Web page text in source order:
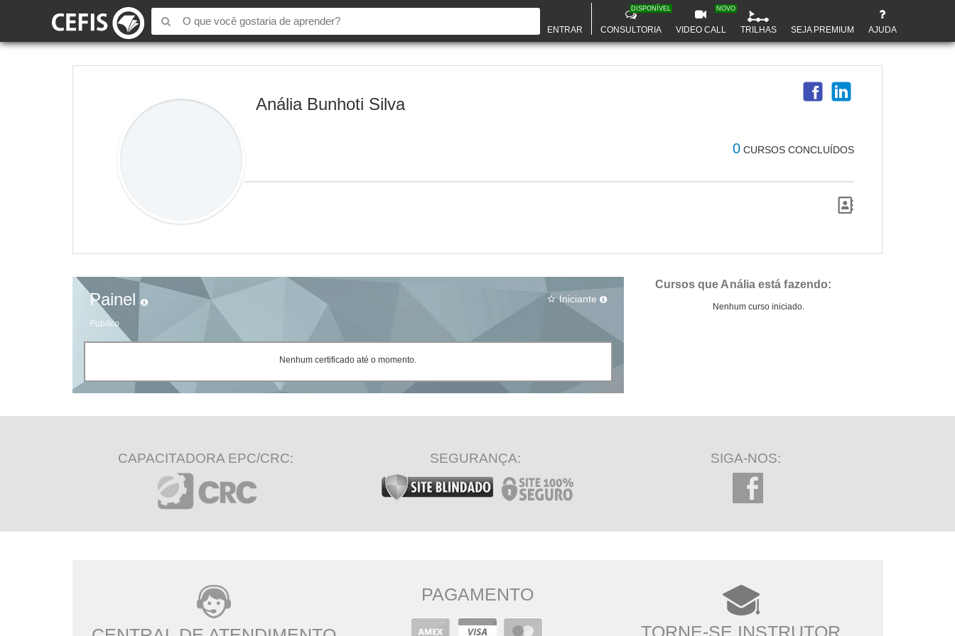
ENTRAR CONSULTORIA
DISPONÍVEL
VIDEO CALL
NOVO
TRILHAS SEJA PREMIUM AJUDA
Anália Bunhoti Silva
0 CURSOS CONCLUÍDOS
Painel
Público
star_border Iniciante
Nenhum certificado até o momento.
Cursos que Anália está fazendo:
Nenhum curso iniciado.
CAPACITADORA EPC/CRC: SEGURANÇA: SIGA-NOS:
PAGAMENTO
TORNE-SE INSTRUTOR